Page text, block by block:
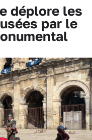
déplore les
par le